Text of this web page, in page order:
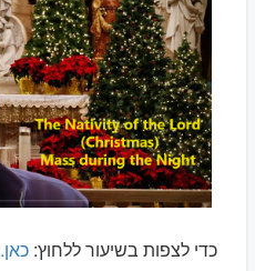
כדי לצפות בשיעור ללחוץ: כאן.